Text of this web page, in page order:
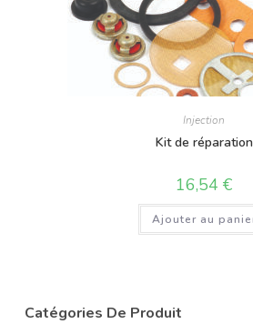
Injection
Kit de réparation
16,54 €
Ajouter au
Catégories De Produit